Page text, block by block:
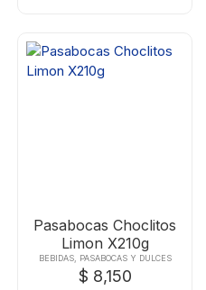
Pasabocas Choclitos
Limon X210g
BEBIDAS, PASABOCAS Y DULCES
$ 8,150